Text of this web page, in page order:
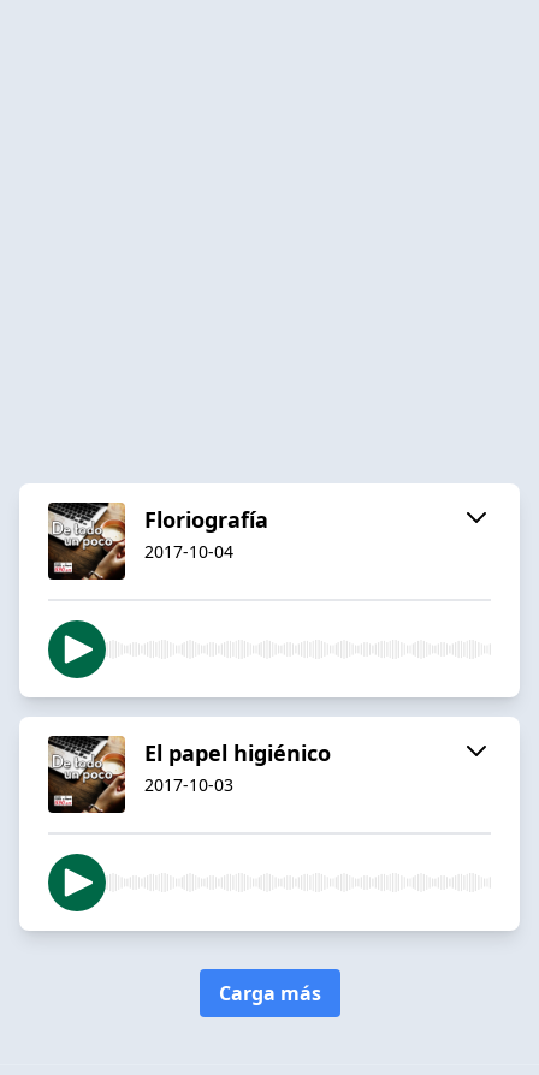
Floriografía
2017-10-04
El papel higiénico
2017-10-03
Carga más